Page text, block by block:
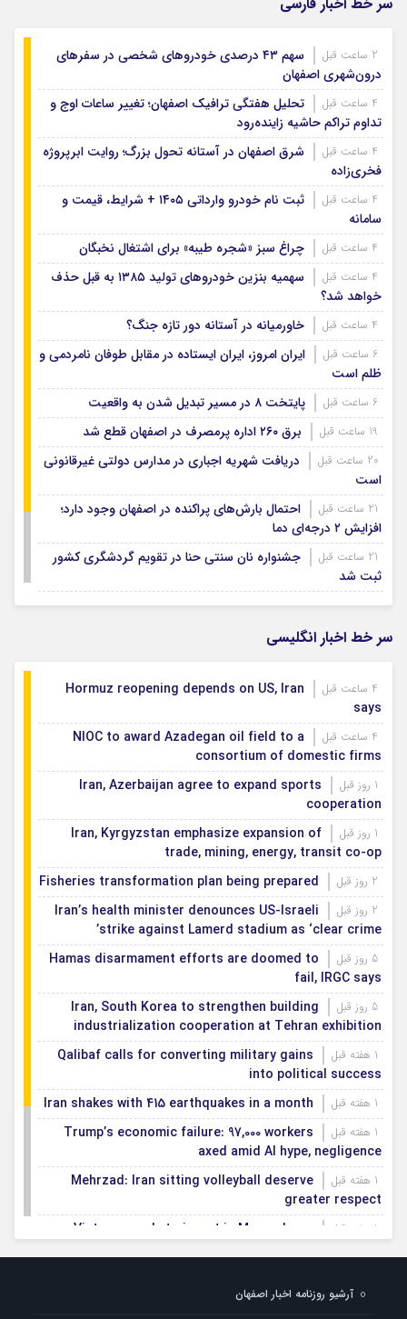
سهم ۴۳ درصدی خودروهای شخصی در سفرهای
درون‌شهری اصفهان
تحلیل هفتگی ترافیک اصفهان؛ تغییر ساعات اوج و
تداوم تراکم حاشیه زاینده‌رود
شرق اصفهان در آستانه تحول بزرگ؛ روایت ابرپروژه
فخری‌زاده
ثبت نام خودرو وارداتی ۱۴۰۵ + شرایط، قیمت و
سامانه
چراغ سبز «شجره طیبه» برای اشتغال نخبگان
سهمیه بنزین خودروهای تولید ۱۳۸۵ به قبل حذف
خواهد شد؟
خاورمیانه در آستانه دور تازه جنگ؟
ایران امروز، ایران ایستاده در مقابل طوفان نامردمی و
ظلم است
پایتخت ۸ در مسیر تبدیل شدن به واقعیت
برق ۲۶۰ اداره پرمصرف در اصفهان قطع شد
دریافت شهریه اجباری در مدارس دولتی غیرقانونی
است
احتمال بارش‌های پراکنده در اصفهان وجود دارد؛
افزایش ۲ درجه‌ای دما
جشنواره نان سنتی حنا در تقویم گردشگری کشور
ثبت شد
21 ساعت قبل
مهر امسال در اصفهان هیچ کلاسی بدون معلم
رد پای خارج‌نشینان
سر خط اخبار انگلیسی
Hormuz reopening depends on US, Iran
says
NIOC to award Azadegan oil field to a
consortium of domestic firms
Iran, Azerbaijan agree to expand sports
cooperation
Iran, Kyrgyzstan emphasize expansion of
trade, mining, energy, transit co-op
Fisheries transformation plan being prepared
Iran’s health minister denounces US-Israeli
strike against Lamerd stadium as ‘clear crime’
Hamas disarmament efforts are doomed to
fail, IRGC says
Iran, South Korea to strengthen building
industrialization cooperation at Tehran exhibition
Qalibaf calls for converting military gains
into political success
Iran shakes with 415 earthquakes in a month
Trump’s economic failure: 97,000 workers
axed amid AI hype, negligence
Mehrzad: Iran sitting volleyball deserve
greater respect
Vietnam ready to invest in Mazandaran
facilitating, expanding non-oil exports
آرشیو روزنامه اخبار اصفهان